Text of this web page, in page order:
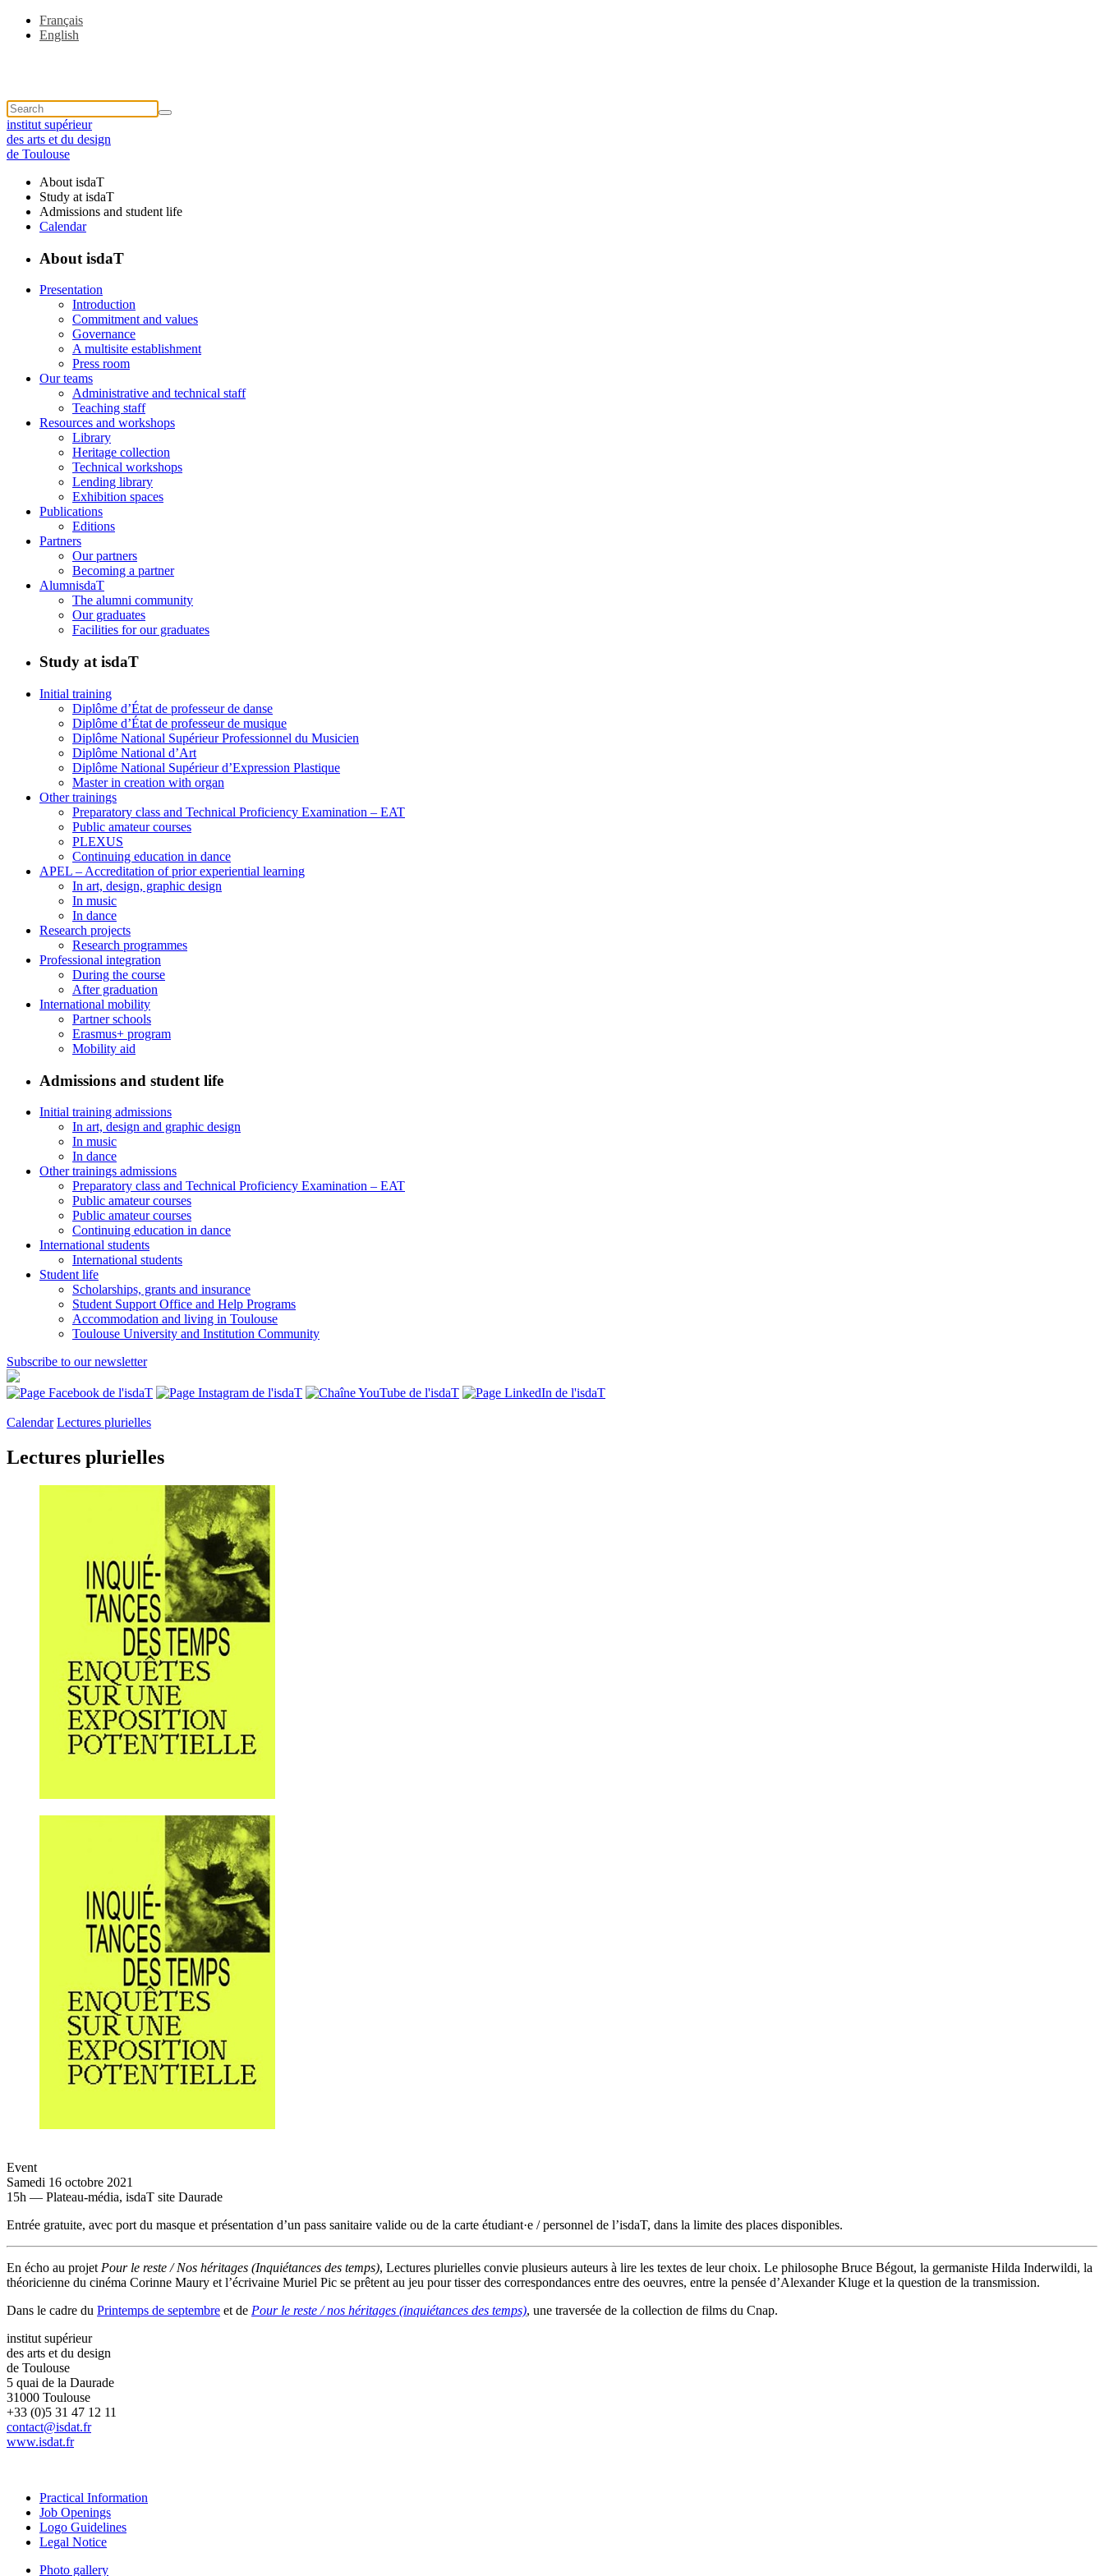
Français
English
institut supérieur
des arts et du design
de Toulouse
About isdaT
Study at isdaT
Admissions and student life
Calendar
About isdaT
Presentation
Introduction
Commitment and values
Governance
A multisite establishment
Press room
Our teams
Administrative and technical staff
Teaching staff
Resources and workshops
Library
Heritage collection
Technical workshops
Lending library
Exhibition spaces
Publications
Editions
Partners
Our partners
Becoming a partner
AlumnisdaT
The alumni community
Our graduates
Facilities for our graduates
Study at isdaT
Initial training
Diplôme d’État de professeur de danse
Diplôme d’État de professeur de musique
Diplôme National Supérieur Professionnel du Musicien
Diplôme National d’Art
Diplôme National Supérieur d’Expression Plastique
Master in creation with organ
Other trainings
Preparatory class and Technical Proficiency Examination – EAT
Public amateur courses
PLEXUS
Continuing education in dance
APEL – Accreditation of prior experiential learning
In art, design, graphic design
In music
In dance
Research projects
Research programmes
Professional integration
During the course
After graduation
International mobility
Partner schools
Erasmus+ program
Mobility aid
Admissions and student life
Initial training admissions
In art, design and graphic design
In music
In dance
Other trainings admissions
Preparatory class and Technical Proficiency Examination – EAT
Public amateur courses
Public amateur courses
Continuing education in dance
International students
International students
Student life
Scholarships, grants and insurance
Student Support Office and Help Programs
Accommodation and living in Toulouse
Toulouse University and Institution Community
Subscribe to our newsletter
Calendar Lectures plurielles
Lectures plurielles
Event
Samedi 16 octobre 2021
15h — Plateau-média, isdaT site Daurade
Entrée gratuite, avec port du masque et présentation d’un pass sanitaire valide ou de la carte étudiant·e / personnel de l’isdaT, dans la limite des places disponibles.
En écho au projet Pour le reste / Nos héritages (Inquiétances des temps), Lectures plurielles convie plusieurs auteurs à lire les textes de leur choix. Le philosophe Bruce Bégout, la germaniste Hilda Inderwildi, la
théoricienne du cinéma Corinne Maury et l’écrivaine Muriel Pic se prêtent au jeu pour tisser des correspondances entre des oeuvres, entre la pensée d’Alexander Kluge et la question de la transmission.
Dans le cadre du Printemps de septembre et de Pour le reste / nos héritages (inquiétances des temps), une traversée de la collection de films du Cnap.
institut supérieur
des arts et du design
de Toulouse
5 quai de la Daurade
31000 Toulouse
+33 (0)5 31 47 12 11
contact@isdat.fr
www.isdat.fr
Practical Information
Job Openings
Logo Guidelines
Legal Notice
Photo gallery